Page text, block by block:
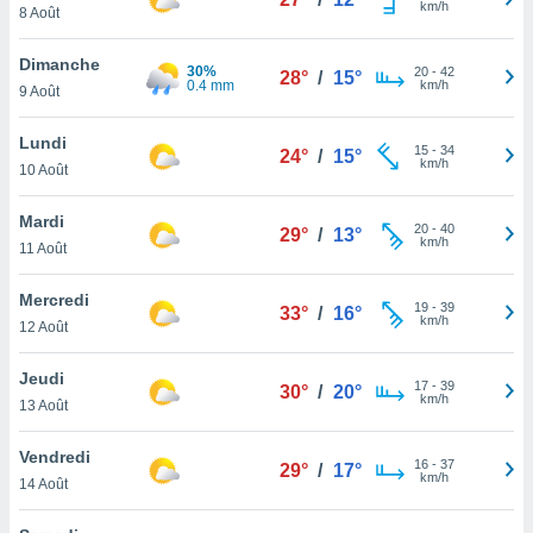
au
vous
de
ou
de
le
ainsi
un
la
du
8 Août
km/h
Dimanche
9 Août
30%
0.4 mm
28° / 15° 20- 42
km/h
Lundi
10 Août
24° / 15° 15- 34
km/h
Mardi
11 Août
29° / 13° 20- 40
km/h
Mercredi
12 Août
33° / 16° 19- 39
km/h
Jeudi
13 Août
30° / 20° 17- 39
km/h
Vendredi
14 Août
29° / 17° 16- 37
km/h